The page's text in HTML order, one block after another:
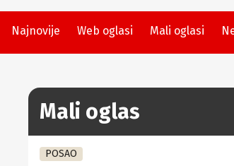
Najnovije Web oglasi Mali oglasi
Mali oglas
POSAO